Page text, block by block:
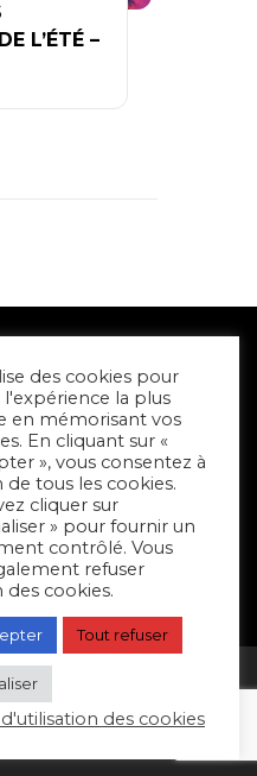
L’ÉTÉ –
SORTIR À NIORT
par
|Plan du site
des cookies pour
la plus
en mémorisant vos
En cliquant sur «
», vous consentez à
de tous les cookies.
cliquer sur
» pour fournir un
contrôlé. Vous
refuser
des cookies.
Tout refuser
des cookies